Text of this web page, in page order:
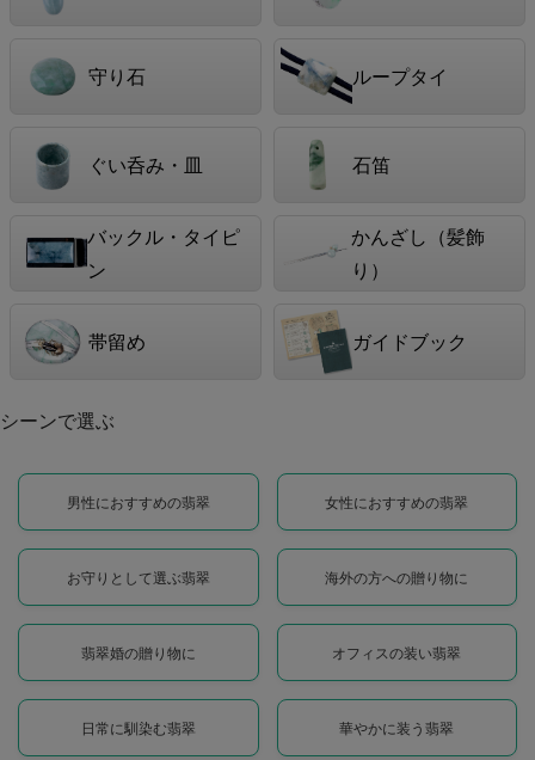
守り石 ループタイ
ぐい呑み・皿 石笛
バックル・タイピ
ン
かんざし（髪飾
り）
帯留め ガイドブック
シーンで選ぶ
男性におすすめの翡翠 女性におすすめの翡翠
お守りとして選ぶ翡翠 海外の方への贈り物に
翡翠婚の贈り物に オフィスの装い翡翠
日常に馴染む翡翠 華やかに装う翡翠